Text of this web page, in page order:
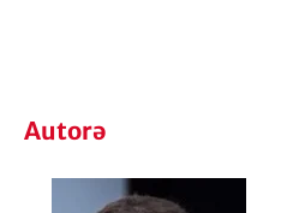
Autorə